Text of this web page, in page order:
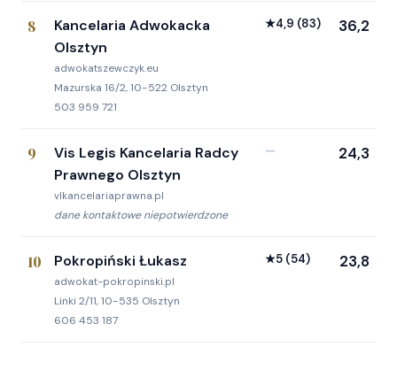
8
Kancelaria Adwokacka
Olsztyn
adwokatszewczyk.eu
Mazurska 16/2, 10-522 Olsztyn
503 959 721
★4,9 (83) 36,2
9
Vis Legis Kancelaria Radcy
Prawnego Olsztyn
vlkancelariaprawna.pl
dane kontaktowe niepotwierdzone
— 24,3
10 Pokropiński Łukasz
adwokat-pokropinski.pl
Linki 2/11, 10-535 Olsztyn
606 453 187
★5 (54) 23,8